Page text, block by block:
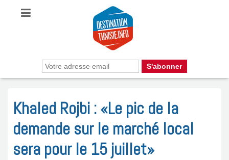
Khaled Rojbi : «Le pic de la
demande sur le marché local
sera pour le 15 juillet»